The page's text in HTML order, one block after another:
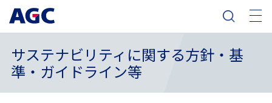
サステナビリティに関する方針・基
準・ガイドライン等